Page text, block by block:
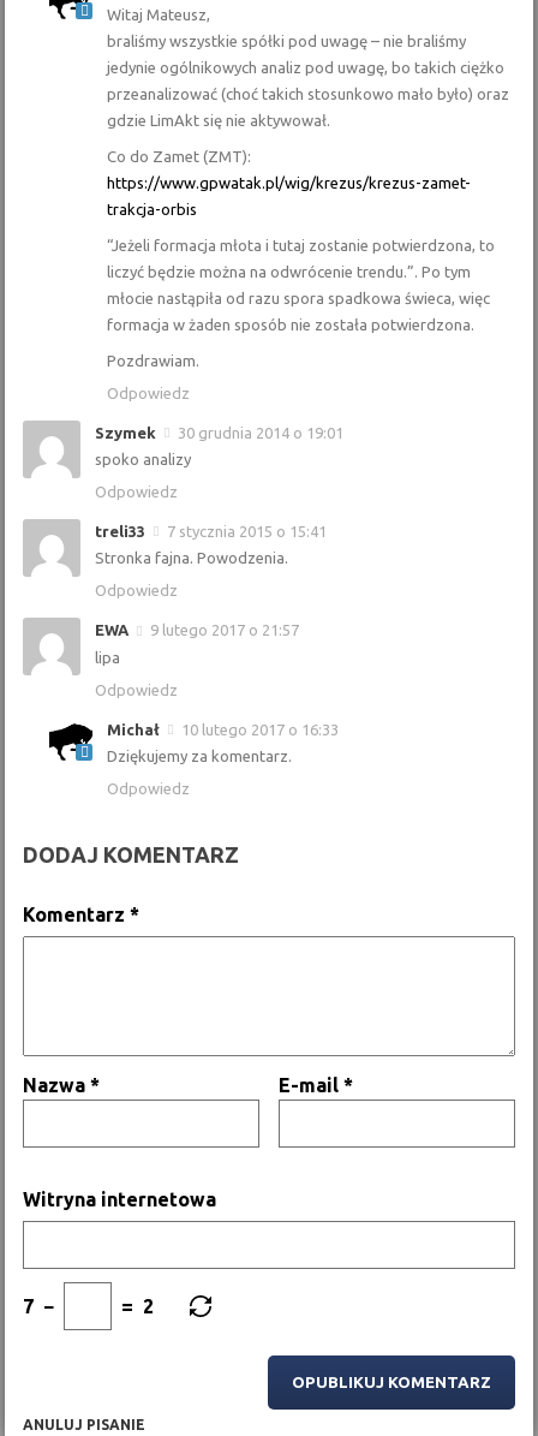
Witaj Mateusz,
braliśmy wszystkie spółki pod uwagę – nie braliśmy
jedynie ogólnikowych analiz pod uwagę, bo takich ciężko
przeanalizować (choć takich stosunkowo mało było) oraz
gdzie LimAkt się nie aktywował.
Co do Zamet (ZMT):
https://www.gpwatak.pl/wig/krezus/krezus-zamet-
trakcja-orbis
“Jeżeli formacja młota i tutaj zostanie potwierdzona, to
liczyć będzie można na odwrócenie trendu.”. Po tym
młocie nastąpiła od razu spora spadkowa świeca, więc
formacja w żaden sposób nie została potwierdzona.
Pozdrawiam.
Odpowiedz
Szymek
30 grudnia 2014 o 19:01
spoko analizy
Odpowiedz
treli33
7 stycznia 2015 o 15:41
Stronka fajna. Powodzenia.
Odpowiedz
EWA
9 lutego 2017 o 21:57
lipa
Odpowiedz
Michał
10 lutego 2017 o 16:33
Dziękujemy za komentarz.
Odpowiedz
DODAJ KOMENTARZ
ANULUJ PISANIE
Komentarz*
Nazwa* E-mail*
Witryna internetowa
7 − = 2